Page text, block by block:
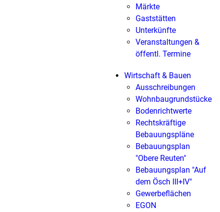
Märkte
Gaststätten
Unterkünfte
Veranstaltungen &
öffentl. Termine
Wirtschaft & Bauen
Ausschreibungen
Wohnbaugrundstücke
Bodenrichtwerte
Rechtskräftige
Bebauungspläne
Bebauungsplan
"Obere Reuten"
Bebauungsplan "Auf
dem Ösch III+IV"
Gewerbeflächen
EGON